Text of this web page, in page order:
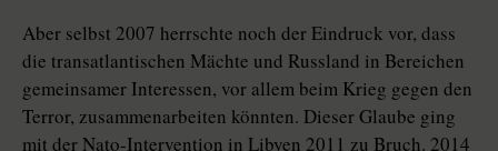
Aber selbst 2007 herrschte noch der Eindruck vor, dass
die transatlantischen Mächte und Russland in Bereichen
gemeinsamer Interessen, vor allem beim Krieg gegen den
Terror, zusammenarbeiten könnten. Dieser Glaube ging
mit der Nato-Intervention in Libyen 2011 zu Bruch. 2014